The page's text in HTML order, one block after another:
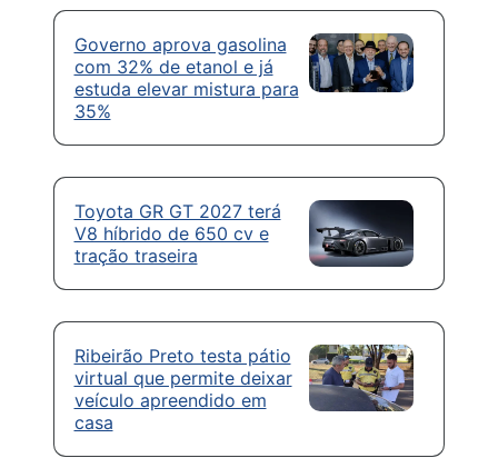
Governo aprova gasolina
com 32% de etanol e já
estuda elevar mistura para
35%
Toyota GR GT 2027 terá
V8 híbrido de 650 cv e
tração traseira
Ribeirão Preto testa pátio
virtual que permite deixar
veículo apreendido em
casa